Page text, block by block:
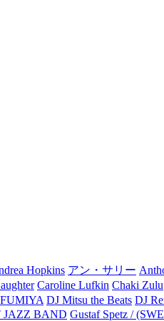
Hopkins アン・サリー
Caroline Lufkin Chaki Zulu
DJ Mitsu the Beats DJ
JAZZ BAND Gustaf Spetz /